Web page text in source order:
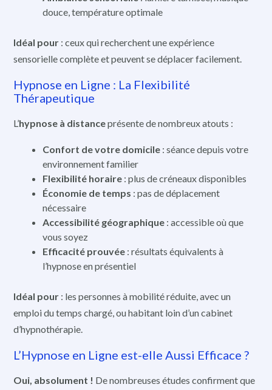
douce, température optimale
Idéal pour : ceux qui recherchent une expérience
sensorielle complète et peuvent se déplacer facilement.
Hypnose en Ligne : La Flexibilité
Thérapeutique
L’hypnose à distanceprésente de nombreux atouts :
Confort de votre domicile : séance depuis votre
environnement familier
Flexibilité horaire : plus de créneaux disponibles
Économie de temps : pas de déplacement
nécessaire
Accessibilité géographique : accessible où que
vous soyez
Efficacité prouvée : résultats équivalents à
l’hypnose en présentiel
Idéal pour : les personnes à mobilité réduite, avec un
emploi du temps chargé, ou habitant loin d’un cabinet
d’hypnothérapie.
L’Hypnose en Ligne est-elle Aussi Efficace ?
Oui, absolument ! De nombreuses études confirment que